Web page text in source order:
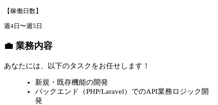
【稼働日数】
週4日〜週5日
💼 業務内容
あなたには、以下のタスクをお任せします！
新規・既存機能の開発
バックエンド（PHP/Laravel）でのAPI業務ロジック開
発